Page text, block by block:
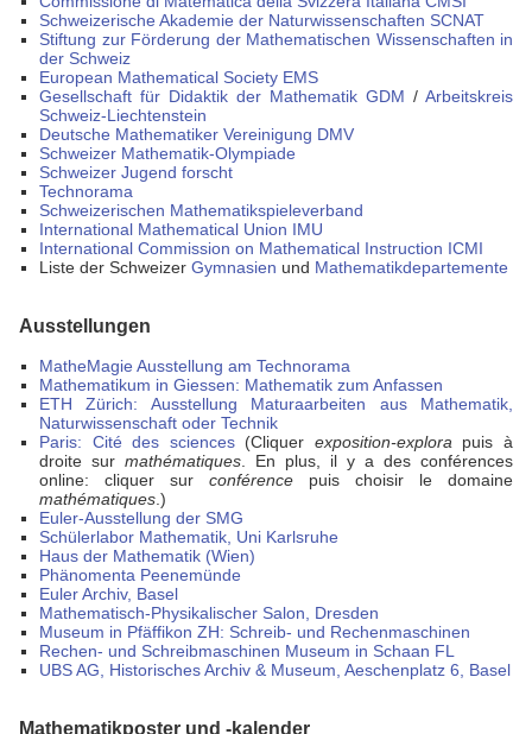
Schweizerische Akademie der Naturwissenschaften SCNAT
Stiftung zur Förderung der Mathematischen Wissenschaften in
der Schweiz
European Mathematical Society EMS
Gesellschaft für Didaktik der Mathematik GDM / Arbeitskreis
Schweiz-Liechtenstein
Deutsche Mathematiker Vereinigung DMV
Schweizer Mathematik-Olympiade
Schweizer Jugend forscht
Technorama
Schweizerischen Mathematikspieleverband
International Mathematical Union IMU
International Commission on Mathematical Instruction ICMI
Liste der Schweizer Gymnasien und Mathematikdepartemente
Ausstellungen
MatheMagie Ausstellung am Technorama
Mathematikum in Giessen: Mathematik zum Anfassen
ETH Zürich: Ausstellung Maturaarbeiten aus Mathematik,
Naturwissenschaft oder Technik
Paris: Cité des sciences(Cliquer exposition-explora puis à
droite sur mathématiques . En plus, il y a des conférences
online: cliquer sur conférence puis choisir le domaine
mathématiques .)
Euler-Ausstellung der SMG
Schülerlabor Mathematik, Uni Karlsruhe
Haus der Mathematik (Wien)
Phänomenta Peenemünde
Euler Archiv, Basel
Mathematisch-Physikalischer Salon, Dresden
Museum in Pfäffikon ZH: Schreib- und Rechenmaschinen
Rechen- und Schreibmaschinen Museum in Schaan FL
UBS AG, Historisches Archiv & Museum, Aeschenplatz 6, Basel
Mathematikposter und -kalender